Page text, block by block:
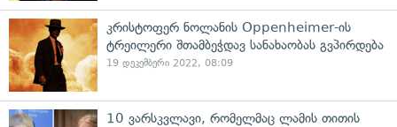
კრისტოფერ ნოლანის Oppenheimer-ის
ტრეილერი შთამბეჭდავ სანახაობას გვპირდება
19 დეკემბერი 2022, 08:09
10 ვარსკვლავი, რომელმაც ლამის თითის